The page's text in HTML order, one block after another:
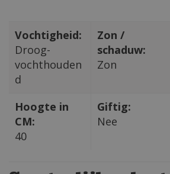
Vochtigheid:
Droog-
vochthouden
d
Zon /
schaduw:
Zon
Hoogte in
CM:
40
Giftig:
Nee